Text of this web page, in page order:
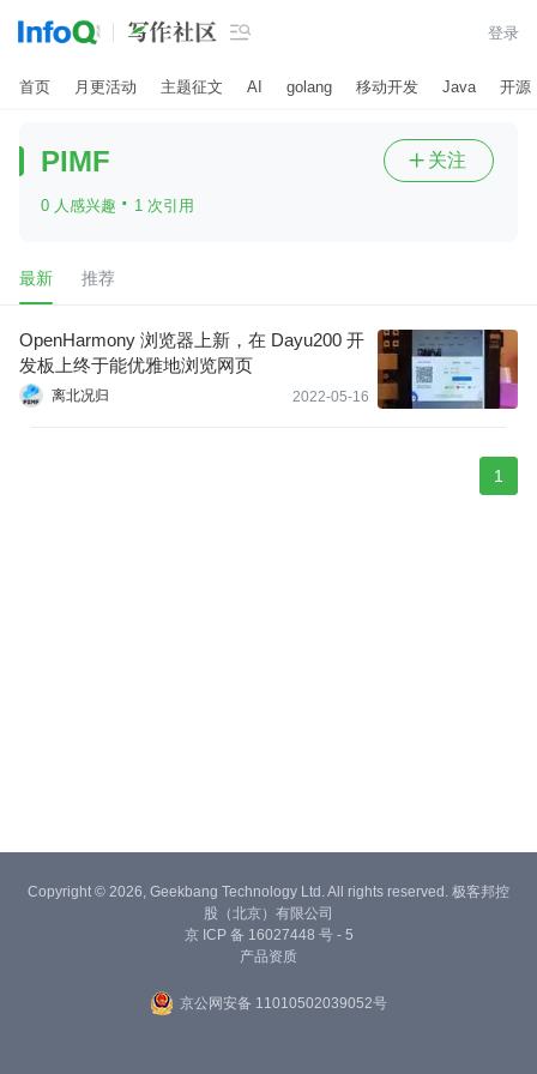
 登录
首页 月更活动 主题征文 AI golang 移动开发 Java 开源
PIMF
0 人感兴趣 · 1 次引用
 关注
最新 推荐
OpenHarmony 浏览器上新，在 Dayu200 开
发板上终于能优雅地浏览网页
离北况归 2022-05-16
1
Copyright © 2026, Geekbang Technology Ltd. All rights reserved. 极客邦控
股（北京）有限公司
京 ICP 备 16027448 号 - 5
产品资质
京公网安备 11010502039052号